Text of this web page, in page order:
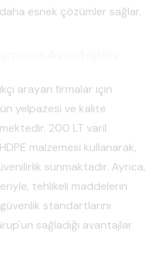
esnek çözümler sağlar.
arayan firmalar için
yelpazesi ve kalite
200 LT varil
malzemesi kullanarak,
sunmaktadır. Ayrıca,
tehlikeli maddelerin
standartlarını
sağladığı avantajlar